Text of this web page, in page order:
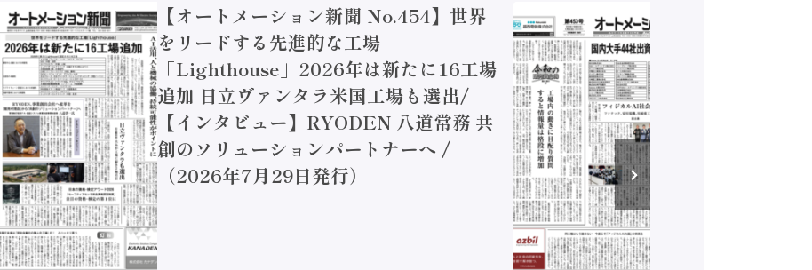
【オートメーション新聞 No.454】世界
をリードする先進的な工場
「Lighthouse」2026年は新たに16工場
追加 日立ヴァンタラ米国工場も選出/
【インタビュー】RYODEN 八道常務 共
創のソリューションパートナーへ /
（2026年7月29日発行）